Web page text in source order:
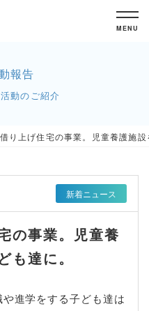
MENU
報告
動のご紹介
り上げ住宅の事業。児童養護施
新着ニュース
の事業。児童養
も達に。
進学をする子ども達は